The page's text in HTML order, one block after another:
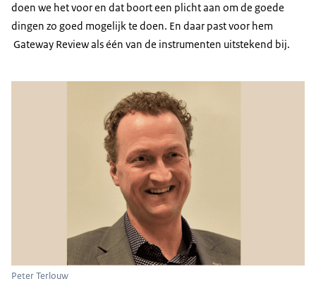
doen we het voor en dat boort een plicht aan om de goede
dingen zo goed mogelijk te doen. En daar past voor hem
Gateway Review als één van de instrumenten uitstekend bij.
Peter Terlouw